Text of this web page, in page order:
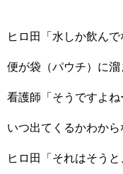
ヒロ田「水しか飲ん
便が袋（パウチ）に溜
看護師「そうですよ
いつ出てくるかわから
ヒロ田「それはそう